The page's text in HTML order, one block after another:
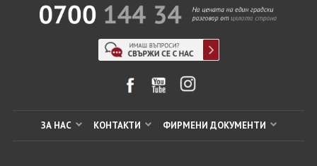
ЗА НАС КОНТАКТИ ФИРМЕНИ ДОКУМЕНТИ